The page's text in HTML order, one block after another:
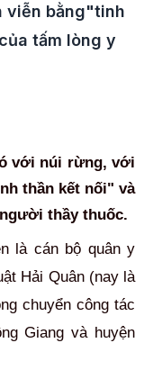
viễn bằng"tinh
tấm lòng y
với núi rừng, với
thần kết nối" và
thầy thuốc.
là cán bộ quân y
Hải Quân (nay là
chuyển công tác
Giang và huyện